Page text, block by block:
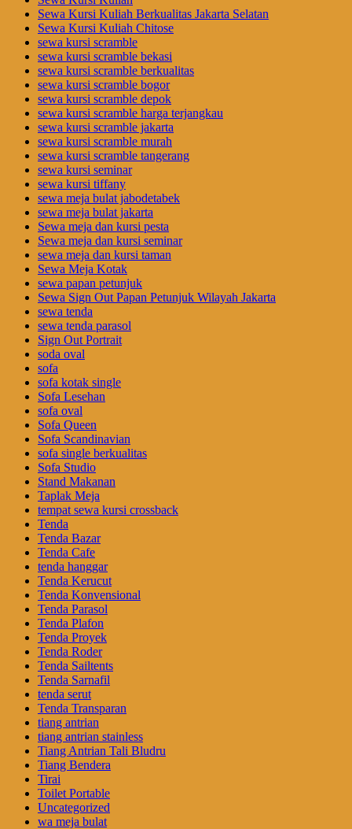
Sewa Kursi Kuliah Berkualitas Jakarta Selatan
Sewa Kursi Kuliah Chitose
sewa kursi scramble
sewa kursi scramble bekasi
sewa kursi scramble berkualitas
sewa kursi scramble bogor
sewa kursi scramble depok
sewa kursi scramble harga terjangkau
sewa kursi scramble jakarta
sewa kursi scramble murah
sewa kursi scramble tangerang
sewa kursi seminar
sewa kursi tiffany
sewa meja bulat jabodetabek
sewa meja bulat jakarta
Sewa meja dan kursi pesta
Sewa meja dan kursi seminar
sewa meja dan kursi taman
Sewa Meja Kotak
sewa papan petunjuk
Sewa Sign Out Papan Petunjuk Wilayah Jakarta
sewa tenda
sewa tenda parasol
Sign Out Portrait
soda oval
sofa
sofa kotak single
Sofa Lesehan
sofa oval
Sofa Queen
Sofa Scandinavian
sofa single berkualitas
Sofa Studio
Stand Makanan
Taplak Meja
tempat sewa kursi crossback
Tenda
Tenda Bazar
Tenda Cafe
tenda hanggar
Tenda Kerucut
Tenda Konvensional
Tenda Parasol
Tenda Plafon
Tenda Proyek
Tenda Roder
Tenda Sailtents
Tenda Sarnafil
tenda serut
Tenda Transparan
tiang antrian
tiang antrian stainless
Tiang Antrian Tali Bludru
Tiang Bendera
Tirai
Toilet Portable
Uncategorized
wa meja bulat